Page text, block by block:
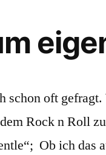
schon oft
Rock n Roll
Ob ich das